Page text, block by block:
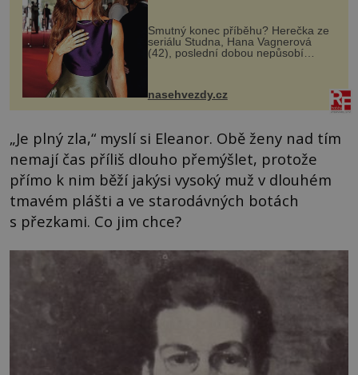
Smutný konec příběhu? Herečka ze
seriálu Studna, Hana Vagnerová
(42), poslední dobou nepůsobí
nasehvezdy.cz
„Je plný zla,“ myslí si Eleanor. Obě ženy nad tím
nemají čas příliš dlouho přemýšlet, protože
přímo k nim běží jakýsi vysoký muž v dlouhém
tmavém plášti a ve starodávných botách
s přezkami. Co jim chce?